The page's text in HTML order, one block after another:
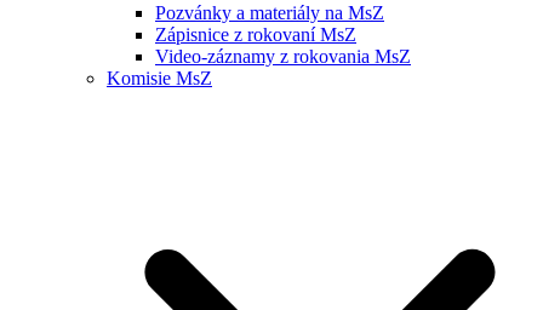
Pozvánky a materiály na MsZ
Zápisnice z rokovaní MsZ
Video-záznamy z rokovania MsZ
Komisie MsZ